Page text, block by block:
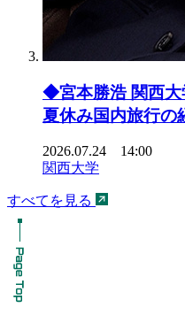
◆宮本勝浩 関西
夏休み国内旅行の
2026.07.24 14:00
関西大学
すべてを見る